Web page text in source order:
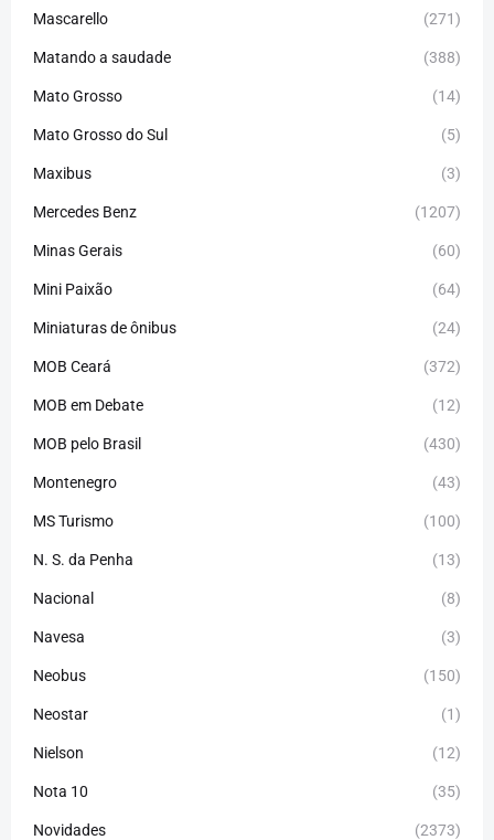
Mascarello (271)
Matando a saudade (388)
Mato Grosso (14)
Mato Grosso do Sul (5)
Maxibus (3)
Mercedes Benz (1207)
Minas Gerais (60)
Mini Paixão (64)
Miniaturas de ônibus (24)
MOB Ceará (372)
MOB em Debate (12)
MOB pelo Brasil (430)
Montenegro (43)
MS Turismo (100)
N. S. da Penha (13)
Nacional (8)
Navesa (3)
Neobus (150)
Neostar (1)
Nielson (12)
Nota 10 (35)
Novidades (2373)